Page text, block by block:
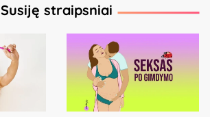
Susiję straipsniai